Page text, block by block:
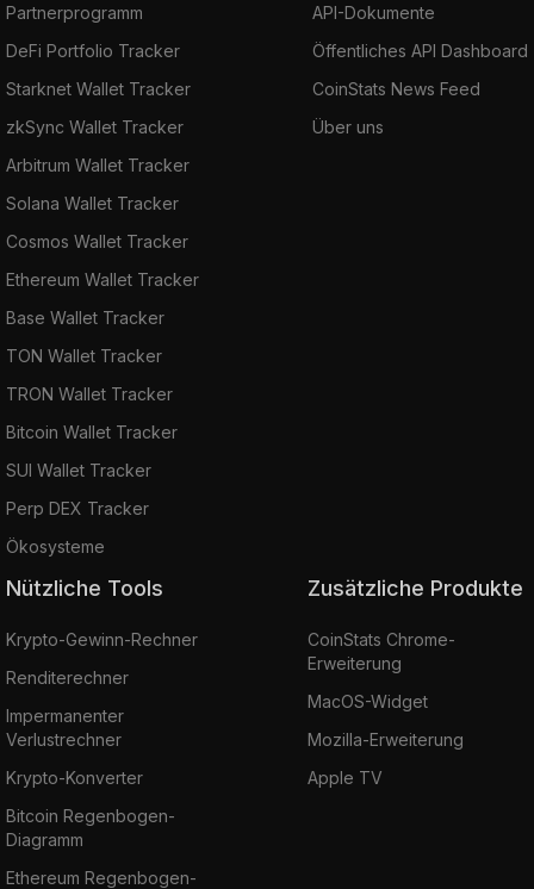
Partnerprogramm
DeFi Portfolio Tracker
Starknet Wallet Tracker
zkSync Wallet Tracker
Arbitrum Wallet Tracker
Solana Wallet Tracker
Cosmos Wallet Tracker
Ethereum Wallet Tracker
Base Wallet Tracker
TON Wallet Tracker
TRON Wallet Tracker
Bitcoin Wallet Tracker
SUI Wallet Tracker
Perp DEX Tracker
Ökosysteme
API-Dokumente
Öffentliches API Dashboard
CoinStats News Feed
Über uns
Nützliche Tools
Krypto-Gewinn-Rechner
Renditerechner
Impermanenter
Verlustrechner
Krypto-Konverter
Bitcoin Regenbogen-
Diagramm
Ethereum Regenbogen-
Zusätzliche Produkte
CoinStats Chrome-
Erweiterung
MacOS-Widget
Mozilla-Erweiterung
Apple TV